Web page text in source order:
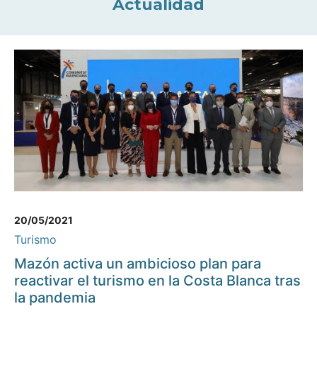
Actualidad
20/05/2021
Turismo
Mazón activa un ambicioso plan para
reactivar el turismo en la Costa Blanca tras
la pandemia